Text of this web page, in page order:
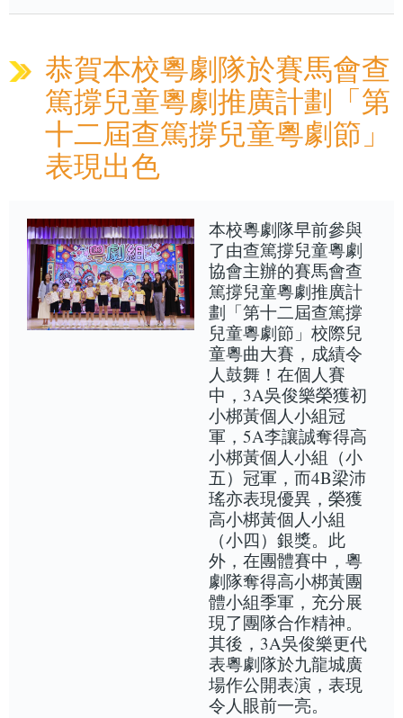
恭賀本校粵劇隊於賽馬會查
篤撐兒童粵劇推廣計劃「第
十二屆查篤撐兒童粵劇節」
表現出色
本校粵劇隊早前參與
了由查篤撐兒童粵劇
協會主辦的賽馬會查
篤撐兒童粵劇推廣計
劃「第十二屆查篤撐
兒童粵劇節」校際兒
童粵曲大賽，成績令
人鼓舞！在個人賽
中，3A吳俊樂榮獲初
小梆黃個人小組冠
軍，5A李讓誠奪得高
小梆黃個人小組（小
五）冠軍，而4B梁沛
瑤亦表現優異，榮獲
高小梆黃個人小組
（小四）銀獎。此
外，在團體賽中，粵
劇隊奪得高小梆黃團
體小組季軍，充分展
現了團隊合作精神。
其後，3A吳俊樂更代
表粵劇隊於九龍城廣
場作公開表演，表現
令人眼前一亮。